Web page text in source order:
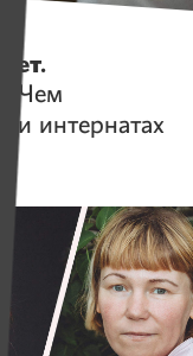
. Чем
интернатах